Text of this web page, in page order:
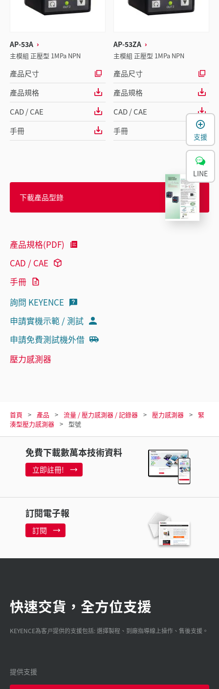
AP-53A
主模組 正壓型 1MPa NPN
產品尺寸
產品規格
CAD / CAE
手冊
AP-53ZA
主模組 正壓型 1MPa NPN
產品尺寸
產品規格
CAD / CAE
手冊
下載產品型錄
產品規格(PDF)
CAD / CAE
手冊
詢問 KEYENCE
申請實機示範 / 測試
申請免費測試機外借
壓力感測器
首頁 產品 流量 / 壓力感測器 / 記錄器 壓力感測器
緊
湊型壓力感測器
型號
免費下載數萬本技術資料
立即註冊!
訂閱電子報
訂閱
快速交貨，全方位支援
KEYENCE為客戸提供的支援包括: 選擇製程、到廠指導線上操作、售後支援。
提供支援
支援
LINE